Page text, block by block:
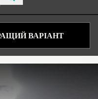
ВАРІАНТ